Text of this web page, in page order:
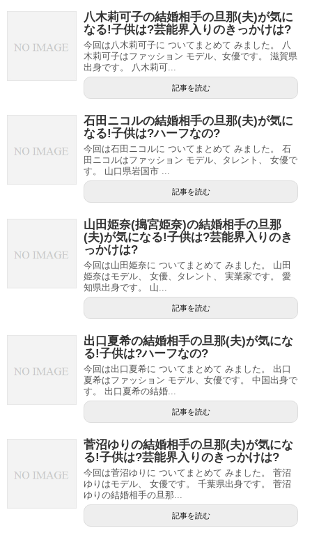
八木莉可子の結婚相手の旦那(夫)が気に
なる!子供は?芸能界入りのきっかけは?
今回は八木莉可子に ついてまとめて みました。 八
木莉可子はファッション モデル、女優です。 滋賀県
出身です。 八木莉可...
記事を読む
石田ニコルの結婚相手の旦那(夫)が気に
なる!子供は?ハーフなの?
今回は石田ニコルに ついてまとめて みました。 石
田ニコルはファッション モデル、タレント、 女優で
す。 山口県岩国市 ...
記事を読む
山田姫奈(搗宮姫奈)の結婚相手の旦那
(夫)が気になる!子供は?芸能界入りのき
っかけは?
今回は山田姫奈に ついてまとめて みました。 山田
姫奈はモデル、 女優、タレント、 実業家です。 愛
知県出身です。 山...
記事を読む
出口夏希の結婚相手の旦那(夫)が気にな
る!子供は?ハーフなの?
今回は出口夏希に ついてまとめて みました。 出口
夏希はファッション モデル、女優です。 中国出身で
す。 出口夏希の結婚...
記事を読む
菅沼ゆりの結婚相手の旦那(夫)が気にな
る!子供は?芸能界入りのきっかけは?
今回は菅沼ゆりに ついてまとめて みました。 菅沼
ゆりはモデル、 女優です。 千葉県出身です。 菅沼
ゆりの結婚相手の旦那...
記事を読む